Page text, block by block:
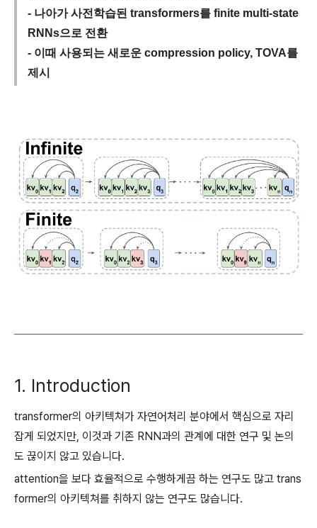
- 나아가 사전학습된 transformers를 finite multi-state
RNNs으로 전환
- 이때 사용되는 새로운 compression policy, TOVA를
제시
1. Introduction
transformer의 아키텍쳐가 자연어처리 분야에서 핵심으로 자리
잡게 되었지만, 이것과 기존 RNN과의 관계에 대한 연구 및 논의
도 끊이지 않고 있습니다.
attention을 보다 효율적으로 수행하게끔 하는 연구도 많고 trans
former의 아키텍쳐를 취하지 않는 연구도 많습니다.